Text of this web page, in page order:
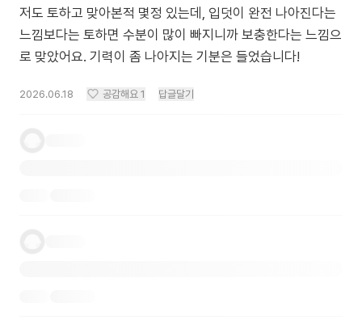
저도 토하고 맞아본적 몇정 있는데, 입덧이 완전 나아진다는
느낌보다는 토하면 수분이 많이 빠지니까 보충한다는 느낌으
로 맞았어요. 기력이 좀 나아지는 기분은 들었습니다!
2026.06.18 공감해요 1 답글달기